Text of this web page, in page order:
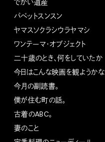
でかい遺産
パペットスンスン
ヤマスソクラシウラヤマシ
ワンテーマ・オブジェクト
二十歳のとき、何をしていたか
今日はこんな映画を観ようかな
今月の副読書。
僕が住む町の話。
古着のABC。
妻のこと